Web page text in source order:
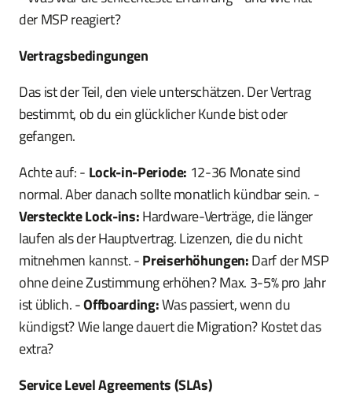
der MSP reagiert?
Vertragsbedingungen
Das ist der Teil, den viele unterschätzen. Der Vertrag
bestimmt, ob du ein glücklicher Kunde bist oder
gefangen.
Achte auf: - Lock-in-Periode: 12-36 Monate sind
normal. Aber danach sollte monatlich kündbar sein. -
Versteckte Lock-ins:Hardware-Verträge, die länger
laufen als der Hauptvertrag. Lizenzen, die du nicht
mitnehmen kannst. -Preiserhöhungen:Darf der MSP
ohne deine Zustimmung erhöhen? Max. 3-5% pro Jahr
ist üblich. -Offboarding:Was passiert, wenn du
kündigst? Wie lange dauert die Migration? Kostet das
extra?
Service Level Agreements (SLAs)